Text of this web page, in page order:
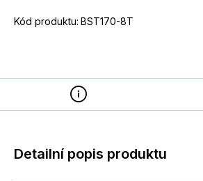
Kód produktu: BST170-8T
Detailní popis produktu